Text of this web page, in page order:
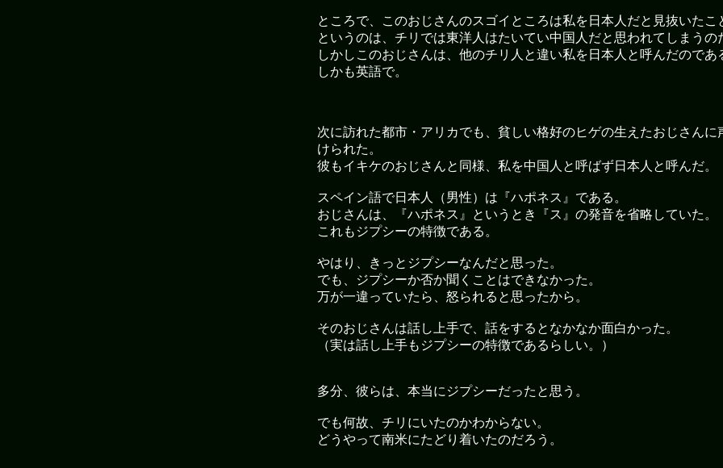
ところで、このおじさんのスゴイところは私を日本人だと見抜いたこ
というのは、チリでは東洋人はたいてい中国人だと思われてしまうの
しかしこのおじさんは、他のチリ人と違い私を日本人と呼んだのであ
しかも英語で。
次に訪れた都市・アリカでも、貧しい格好のヒゲの生えたおじさんに
けられた。
彼もイキケのおじさんと同様、私を中国人と呼ばず日本人と呼んだ。
スペイン語で日本人（男性）は『ハポネス』である。
おじさんは、『ハポネス』というとき『ス』の発音を省略していた。
これもジプシーの特徴である。
やはり、きっとジプシーなんだと思った。
でも、ジプシーか否か聞くことはできなかった。
万が一違っていたら、怒られると思ったから。
そのおじさんは話し上手で、話をするとなかなか面白かった。
（実は話し上手もジプシーの特徴であるらしい。）
多分、彼らは、本当にジプシーだったと思う。
でも何故、チリにいたのかわからない。
どうやって南米にたどり着いたのだろう。